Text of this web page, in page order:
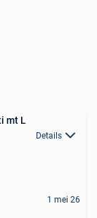
mt L
Details
1 mei 26